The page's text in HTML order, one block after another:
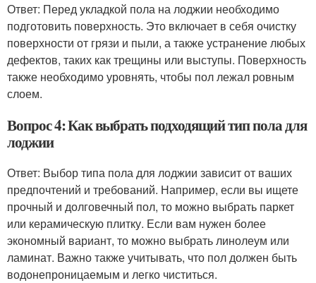
Ответ: Перед укладкой пола на лоджии необходимо
подготовить поверхность. Это включает в себя очистку
поверхности от грязи и пыли, а также устранение любых
дефектов, таких как трещины или выступы. Поверхность
также необходимо уровнять, чтобы пол лежал ровным
слоем.
Вопрос 4: Как выбрать подходящий тип пола для
лоджии
Ответ: Выбор типа пола для лоджии зависит от ваших
предпочтений и требований. Например, если вы ищете
прочный и долговечный пол, то можно выбрать паркет
или керамическую плитку. Если вам нужен более
экономный вариант, то можно выбрать линолеум или
ламинат. Важно также учитывать, что пол должен быть
водонепроницаемым и легко чиститься.